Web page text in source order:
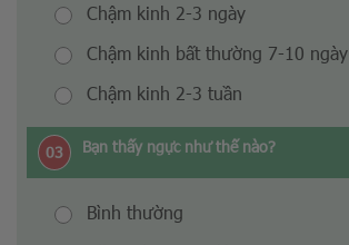
Chậm kinh 2-3 ngày
Chậm kinh bất thường 7-10 ngày
Chậm kinh 2-3 tuần
03 Bạn thấy ngực như thế nào?
Bình thường